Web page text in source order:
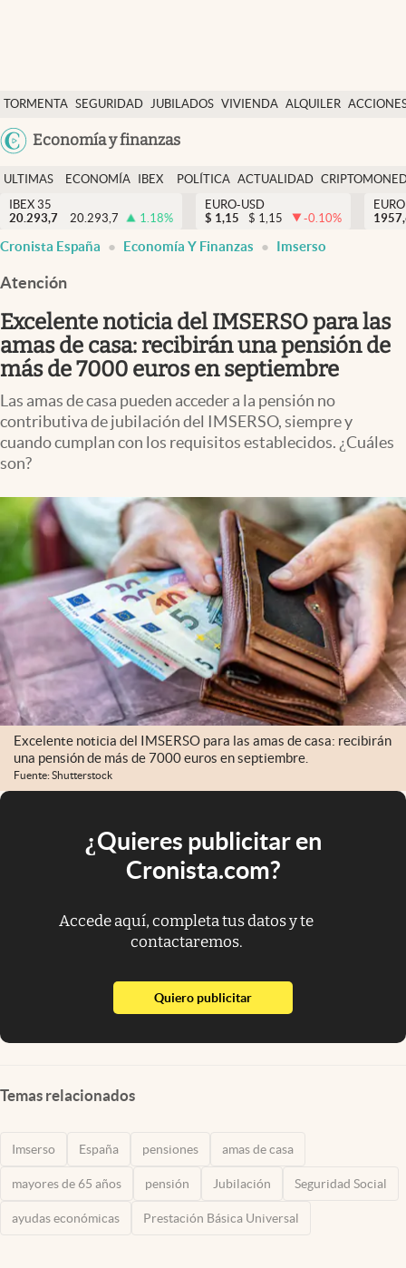
TORMENTA SEGURIDAD JUBILADOS VIVIENDA ALQUILER
Economía y finanzas
Economía y finanzas
Política
Actualidad
Criptomonedas
España
ULTIMAS
NOTICIAS
ECONOMÍA
FINANZAS
IBEX
EURO
POLÍTICA ACTUALIDAD
IBEX 35
20.293,7
20.293,7 1.18%
EURO-USD
$ 1,15 $ 1,15 -0.10%
Cronista España Economía Y Finanzas Imserso
Atención
Excelente noticia del IMSERSO para las
amas de casa: recibirán una pensión de
más de 7000 euros en septiembre
Las amas de casa pueden acceder a la pensión no
contributiva de jubilación del IMSERSO, siempre y
cuando cumplan con los requisitos establecidos. ¿Cuáles
son?
Excelente noticia del IMSERSO para las amas de casa: recibirán
una pensión de más de 7000 euros en septiembre.
Fuente: Shutterstock
¿Quieres publicitar en
Cronista.com?
Accede aquí, completa tus datos y te
contactaremos.
Quiero publicitarabre en nueva pestaña
Temas relacionados
Imserso España pensiones amas de casa
mayores de 65 años pensión Jubilación Seguridad Social
ayudas económicas Prestación Básica Universal